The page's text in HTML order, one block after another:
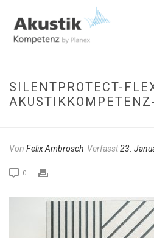
SILENTPROTECT-
Von Felix Ambrosch Verfasst23.
0